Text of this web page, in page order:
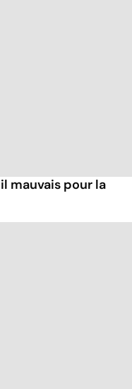
mauvais pour la